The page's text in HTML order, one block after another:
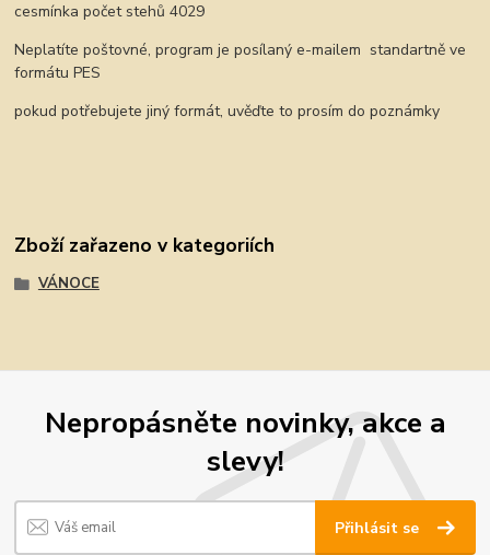
cesmínka počet stehů 4029
Neplatíte poštovné, program je posílaný e-mailem standartně ve
formátu PES
pokud potřebujete jiný formát, uvěďte to prosím do poznámky
Zboží zařazeno v kategoriích
VÁNOCE
Nepropásněte novinky, akce a
slevy!
Přihlásit se